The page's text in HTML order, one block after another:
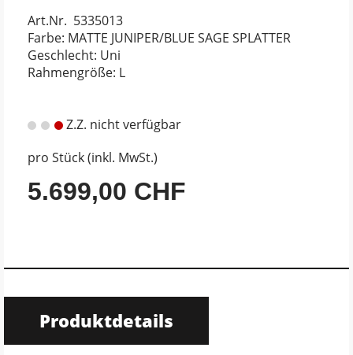
Art.Nr. 5335013
Farbe: MATTE JUNIPER/BLUE SAGE SPLATTER
Geschlecht: Uni
Rahmengröße: L
Z.Z. nicht verfügbar
pro Stück (inkl. MwSt.)
5.699,00 CHF
Produktdetails